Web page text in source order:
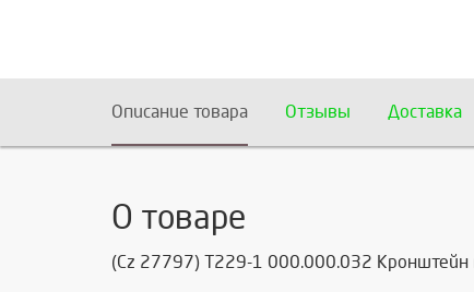
Описание товара Отзывы Доставка
О товаре
(Cz 27797) T229-1 000.000.032 Кронштейн